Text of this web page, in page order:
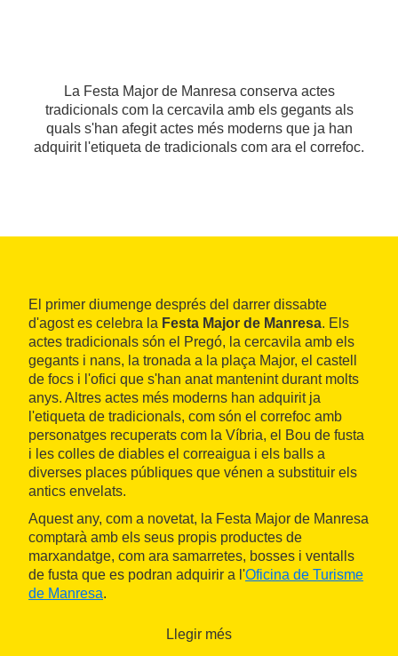
La Festa Major de Manresa conserva actes
tradicionals com la cercavila amb els gegants als
quals s'han afegit actes més moderns que ja han
adquirit l'etiqueta de tradicionals com ara el correfoc.
El primer diumenge després del darrer dissabte
d'agost es celebra la Festa Major de Manresa. Els
actes tradicionals són el Pregó, la cercavila amb els
gegants i nans, la tronada a la plaça Major, el castell
de focs i l'ofici que s'han anat mantenint durant molts
anys. Altres actes més moderns han adquirit ja
l'etiqueta de tradicionals, com són el correfoc amb
personatges recuperats com la Víbria, el Bou de fusta
i les colles de diables el correaigua i els balls a
diverses places públiques que vénen a substituir els
antics envelats.
Aquest any, com a novetat, la Festa Major de Manresa
comptarà amb els seus propis productes de
marxandatge, com ara samarretes, bosses i ventalls
de fusta que es podran adquirir a l'Oficina de Turisme
de Manresa.
Llegir més